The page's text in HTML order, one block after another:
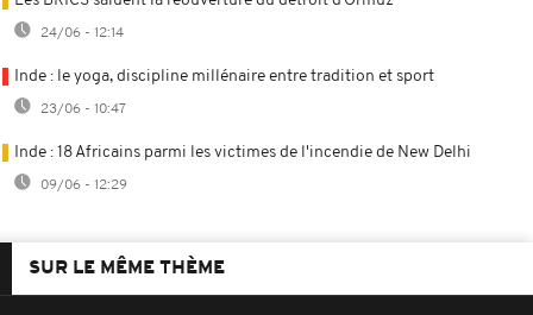
24/06 - 12:14
Inde : le yoga, discipline millénaire entre tradition et sport
23/06 - 10:47
Inde : 18 Africains parmi les victimes de l'incendie de New Delhi
09/06 - 12:29
SUR LE MÊME THÈME